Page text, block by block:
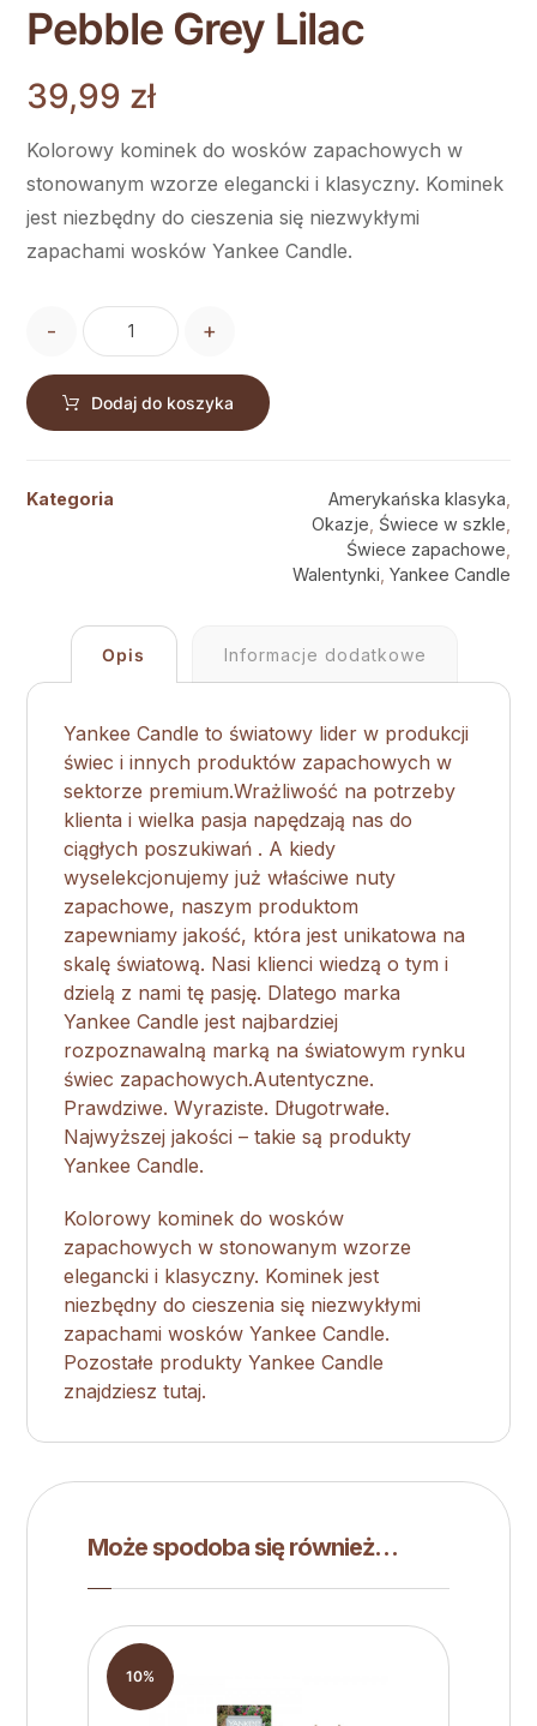
Pebble Grey Lilac
39,99 zł
Kolorowy kominek do wosków zapachowych w
stonowanym wzorze elegancki i klasyczny. Kominek
jest niezbędny do cieszenia się niezwykłymi
zapachami wosków Yankee Candle.
- +
Dodaj do koszyka
Kategoria Amerykańska klasyka
Okazje Świece w szkle
Świece zapachowe
Walentynki Yankee Candle
Opis Informacje dodatkowe
Yankee Candle to światowy lider w produkcji
świec i innych produktów zapachowych w
sektorze premium.Wrażliwość na potrzeby
klienta i wielka pasja napędzają nas do
ciągłych poszukiwań . A kiedy
wyselekcjonujemy już właściwe nuty
zapachowe, naszym produktom
zapewniamy jakość, która jest unikatowa na
skalę światową. Nasi klienci wiedzą o tym i
dzielą z nami tę pasję. Dlatego marka
Yankee Candle jest najbardziej
rozpoznawalną marką na światowym rynku
świec zapachowych.Autentyczne.
Prawdziwe. Wyraziste. Długotrwałe.
Najwyższej jakości – takie są produkty
Yankee Candle.
Kolorowy kominek do wosków
zapachowych w stonowanym wzorze
elegancki i klasyczny. Kominek jest
niezbędny do cieszenia się niezwykłymi
zapachami wosków Yankee Candle.
Pozostałe produkty Yankee Candle
znajdziesz tutaj.
Może spodoba się również…
10%